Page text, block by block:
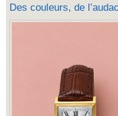
Des couleurs, de